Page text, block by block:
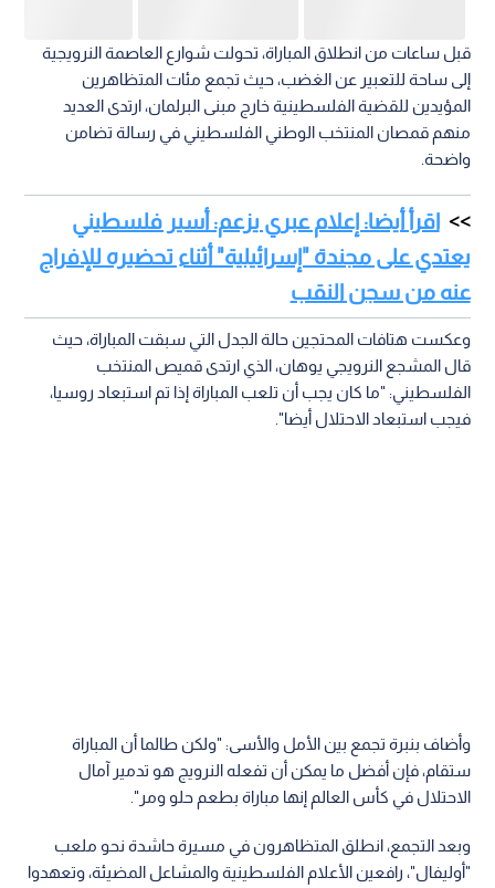
قبل ساعات من انطلاق المباراة، تحولت شوارع العاصمة النرويجية
إلى ساحة للتعبير عن الغضب، حيث تجمع مئات المتظاهرين
المؤيدين للقضية الفلسطينية خارج مبنى البرلمان، ارتدى العديد
منهم قمصان المنتخب الوطني الفلسطيني في رسالة تضامن
واضحة.
اقرأ أيضا: إعلام عبري يزعم: أسير فلسطيني
يعتدي على مجندة "إسرائيلية" أثناء تحضيره للإفراج
عنه من سجن النقب
وعكست هتافات المحتجين حالة الجدل التي سبقت المباراة، حيث
قال المشجع النرويجي يوهان، الذي ارتدى قميص المنتخب
الفلسطيني: "ما كان يجب أن تلعب المباراة إذا تم استبعاد روسيا،
فيجب استبعاد الاحتلال أيضا".
وأضاف بنبرة تجمع بين الأمل والأسى: "ولكن طالما أن المباراة
ستقام، فإن أفضل ما يمكن أن تفعله النرويج هو تدمير آمال
الاحتلال في كأس العالم إنها مباراة بطعم حلو ومر".
وبعد التجمع، انطلق المتظاهرون في مسيرة حاشدة نحو ملعب
"أوليفال"، رافعين الأعلام الفلسطينية والمشاعل المضيئة، وتعهدوا